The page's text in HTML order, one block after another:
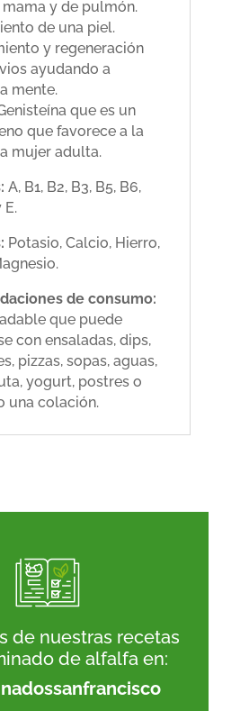
y de pulmón.
de una piel.
y regeneración
ayudando a
mente.
que es un
que favorece a la
mujer adulta.
A, B1, B2, B3, B5, B6,
E.
Potasio, Calcio, Hierro,
de consumo:
que puede
con ensaladas, dips,
pizzas, sopas, aguas,
yogurt, postres o
una colación.
de nuestras recetas
de alfalfa en: